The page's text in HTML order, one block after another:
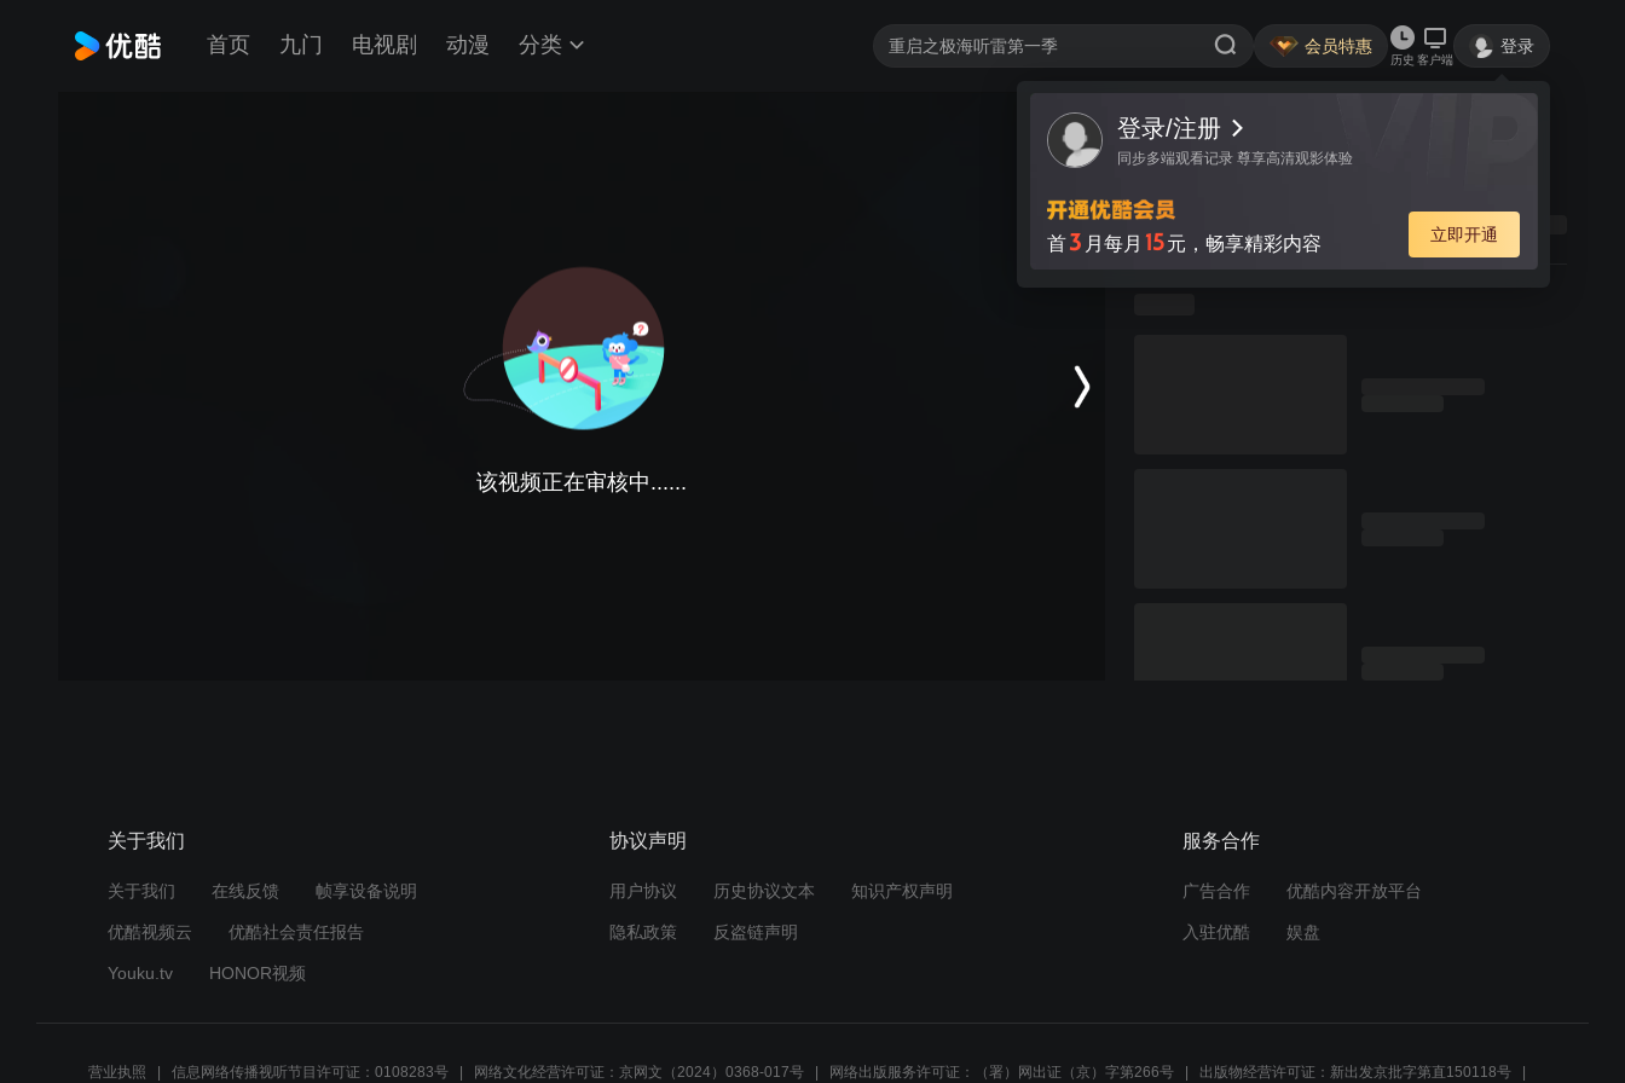
首页 九门 电视剧 动漫 分类 会员特惠
历史 客户端
登录
该视频正在审核中......
关于我们
关于我们 在线反馈 帧享设备说明
优酷视频云 优酷社会责任报告
Youku.tv HONOR视频
协议声明
用户协议 历史协议文本 知识产权声明
隐私政策 反盗链声明
服务合作
广告合作 优酷内容开放平台
入驻优酷 娱盘
营业执照 信息网络传播视听节目许可证：0108283号 网络文化经营许可证：京网文（2024）0368-017号 网络出版服务许可证：（署）网出证（京）字第266号 出版物经营许可证：新出发京批字第直150118号